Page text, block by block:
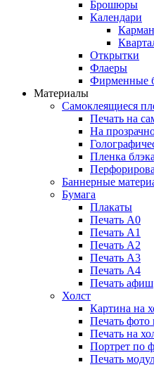
Брошюры
Календари
Открытки
Флаеры
Фирменные
Материалы
Самоклеящиеся
Печать на
На
Пленка
Баннерные
Бумага
Плакаты
Печать А0
Печать А1
Печать А2
Печать А3
Печать А4
Печать афиш
Холст
Картина на
Печать фото
Печать на
Портрет по
Печать